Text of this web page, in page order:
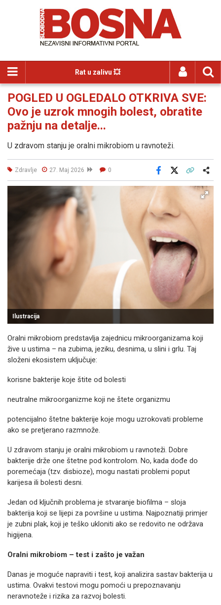
Rat u zalivu 💥
POGLED U OGLEDALO OTKRIVA SVE:
Ovo je uzrok mnogih bolest, obratite
pažnju na detalje...
U zdravom stanju je oralni mikrobiom u ravnoteži.
Zdravlje 27. Maj 2026 0
Facebook
Ilustracija
Oralni mikrobiom predstavlja zajednicu mikroorganizama koji
žive u ustima – na zubima, jeziku, desnima, u slini i grlu. Taj
složeni ekosistem uključuje:
korisne bakterije koje štite od bolesti
neutralne mikroorganizme koji ne štete organizmu
potencijalno štetne bakterije koje mogu uzrokovati probleme
ako se pretjerano razmnože.
U zdravom stanju je oralni mikrobiom u ravnoteži. Dobre
bakterije drže one štetne pod kontrolom. No, kada dođe do
poremećaja (tzv. disbioze), mogu nastati problemi poput
karijesa ili bolesti desni.
Jedan od ključnih problema je stvaranje biofilma – sloja
bakterija koji se lijepi za površine u ustima. Najpoznatiji primjer
je zubni plak, koji je teško ukloniti ako se redovito ne održava
higijena.
Oralni mikrobiom – test i zašto je važan
Danas je moguće napraviti i test, koji analizira sastav bakterija u
ustima. Ovakvi testovi mogu pomoći u prepoznavanju
neravnoteže i rizika za razvoj bolesti.